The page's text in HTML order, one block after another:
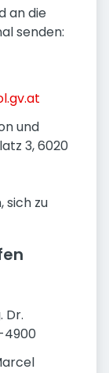
an die
senden:
und
3, 6020
sich zu
Dr.
4900